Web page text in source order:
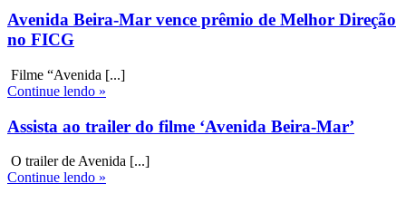
Avenida Beira-Mar vence prêmio de Melhor Direção
no FICG
Filme “Avenida [...]
Continue lendo »
Assista ao trailer do filme ‘Avenida Beira-Mar’
O trailer de Avenida [...]
Continue lendo »